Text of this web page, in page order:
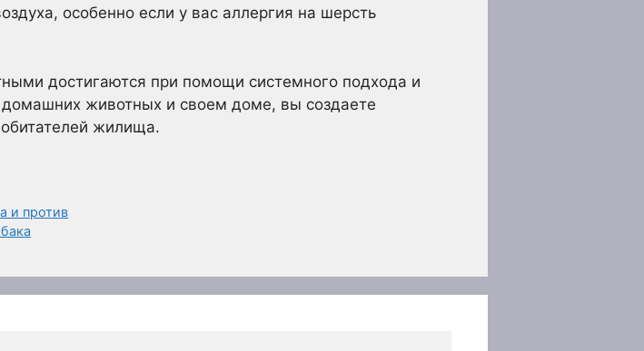
особенно если у вас аллергия на шерсть
достигаются при помощи системного подхода и
домашних животных и своем доме, вы создаете
жилища.
и против